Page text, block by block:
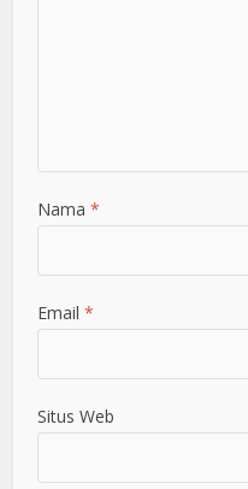
Nama*
Email*
Situs Web